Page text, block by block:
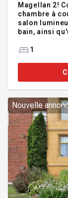
Magellan 2!
chambre à
salon
bain, ainsi
balcon
garage + un
proximité de
avec 1
et la
1
Nouvelle